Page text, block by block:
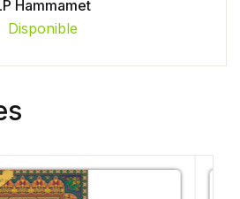
Hammamet
Disponible